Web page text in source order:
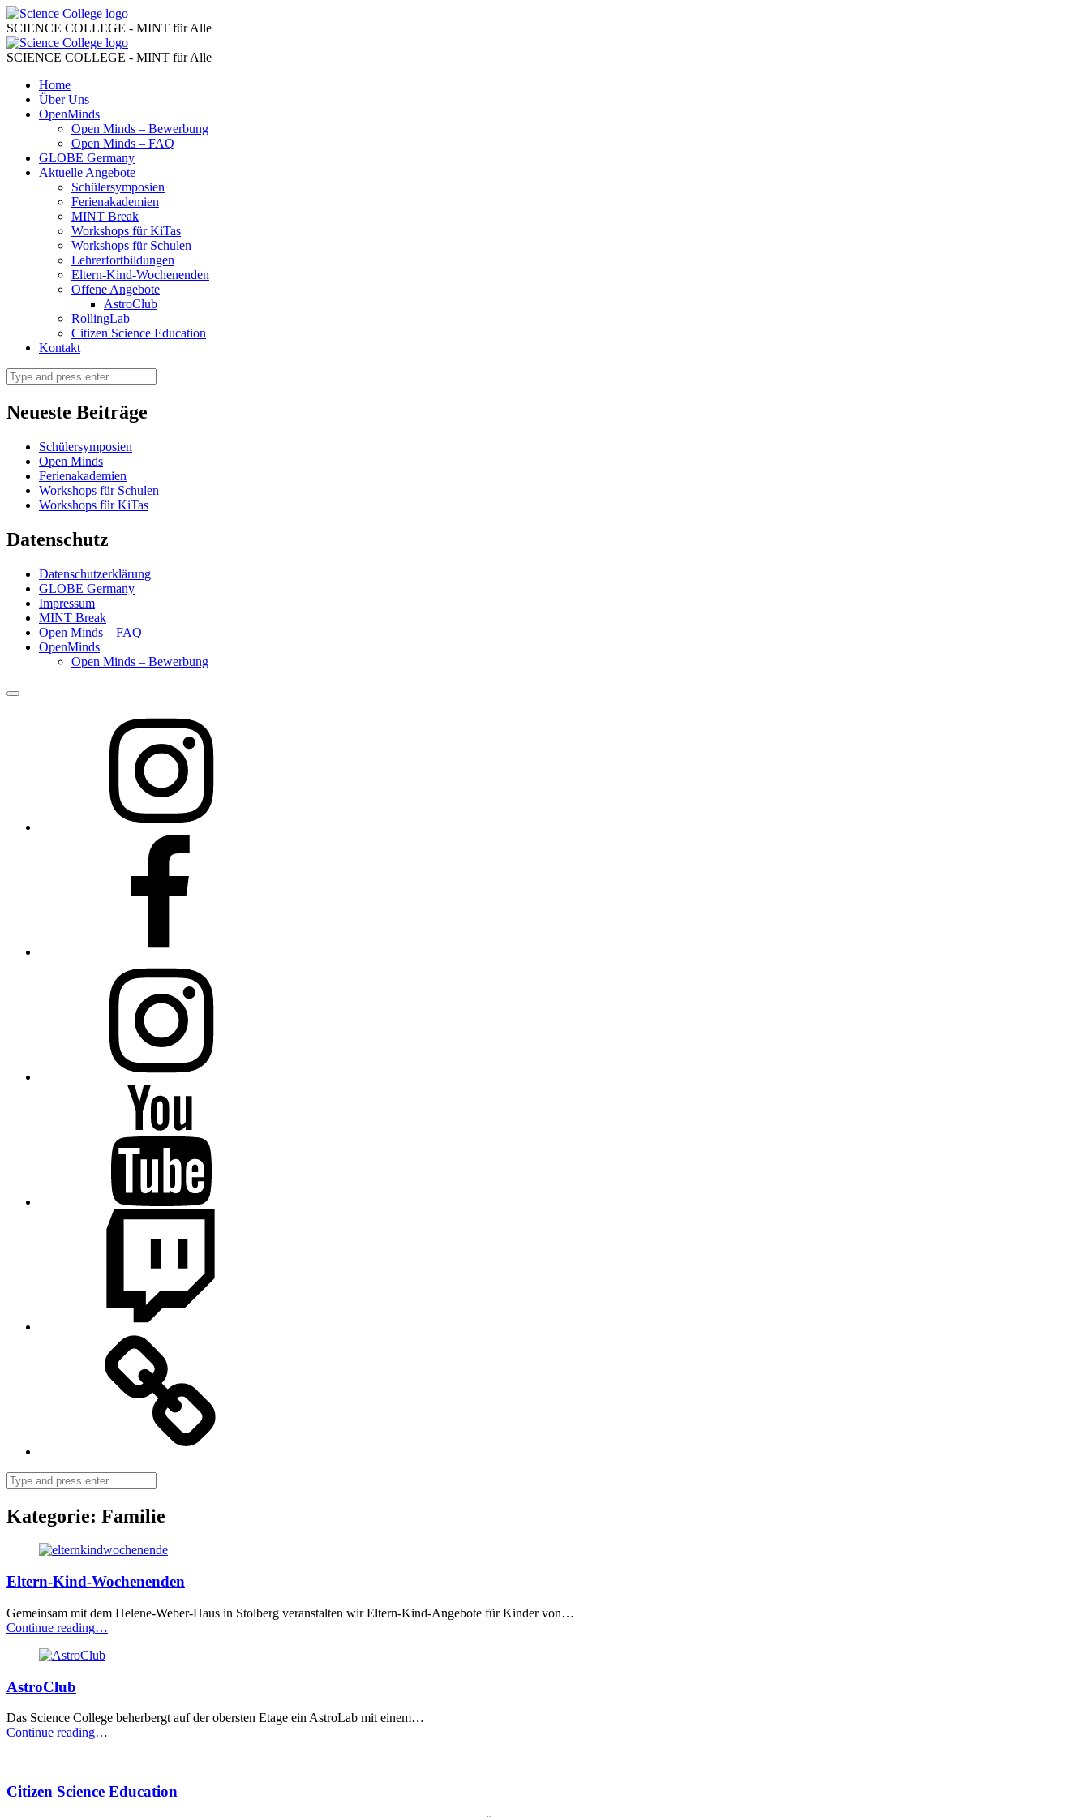
Familie
–
Science
College
Science
College
SCIENCE COLLEGE - MINT für Alle
Familie
–
Science
College
Science
College
SCIENCE COLLEGE - MINT für Alle
Skip
content
Home
Über Uns
OpenMinds
Open Minds – Bewerbung
Open Minds – FAQ
GLOBE Germany
Aktuelle Angebote
Schülersymposien
Ferienakademien
MINT Break
Workshops für KiTas
Workshops für Schulen
Lehrerfortbildungen
Eltern-Kind-Wochenenden
Offene Angebote
AstroClub
RollingLab
Citizen Science Education
Kontakt
Search
Neueste Beiträge
Schülersymposien
Open Minds
Ferienakademien
Workshops für Schulen
Workshops für KiTas
Datenschutz
Datenschutzerklärung
GLOBE Germany
Impressum
MINT Break
Open Minds – FAQ
OpenMinds
Open Minds – Bewerbung
Menu
Search
Kategorie: Familie
Eltern-Kind-Wochenenden
Gemeinsam mit dem Helene-Weber-Haus in Stolberg veranstalten wir Eltern-Kind-Angebote für Kinder von…
Continue reading“Eltern-
Wochenenden”
…
AstroClub
Das Science College beherbergt auf der obersten Etage ein AstroLab mit einem…
Continue reading“AstroClub”
…
Citizen Science Education